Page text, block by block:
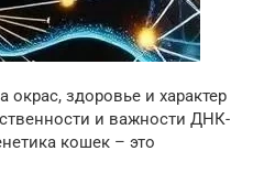
окрас, здоровье и характер
и важности ДНК-
кошек – это